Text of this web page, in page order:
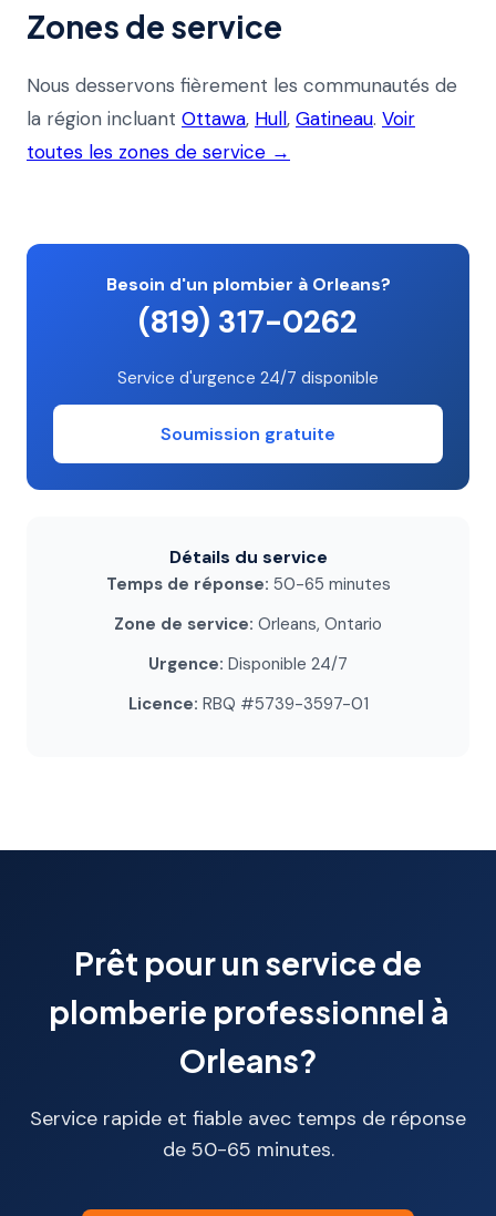
Zones de service
Nous desservons fièrement les communautés de
la région incluant Ottawa, Hull, Gatineau. Voir
toutes les zones de service →
Besoin d'un plombier à Orleans?
(819) 317-0262
Service d'urgence 24/7 disponible
Soumission gratuite
Détails du service
Temps de réponse: 50-65 minutes
Zone de service: Orleans, Ontario
Urgence: Disponible 24/7
Licence: RBQ #5739-3597-01
Prêt pour un service de
plomberie professionnel à
Orleans?
Service rapide et fiable avec temps de réponse
de 50-65 minutes.